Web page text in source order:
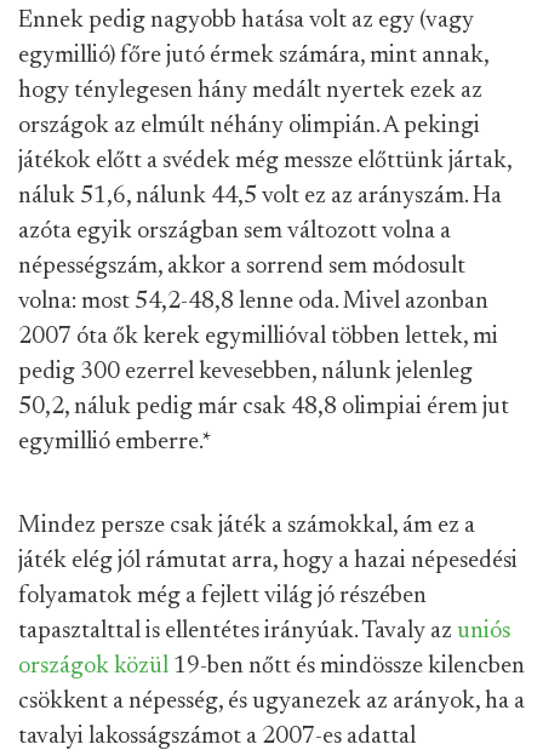
Ennek pedig nagyobb hatása volt az egy (vagy
egymillió) főre jutó érmek számára, mint annak,
hogy ténylegesen hány medált nyertek ezek az
országok az elmúlt néhány olimpián. A pekingi
játékok előtt a svédek még messze előttünk jártak,
náluk 51,6, nálunk 44,5 volt ez az arányszám. Ha
azóta egyik országban sem változott volna a
népességszám, akkor a sorrend sem módosult
volna: most 54,2-48,8 lenne oda. Mivel azonban
2007 óta ők kerek egymillióval többen lettek, mi
pedig 300 ezerrel kevesebben, nálunk jelenleg
50,2, náluk pedig már csak 48,8 olimpiai érem jut
egymillió emberre.*
Mindez persze csak játék a számokkal, ám ez a
játék elég jól rámutat arra, hogy a hazai népesedési
folyamatok még a fejlett világ jó részében
tapasztalttal is ellentétes irányúak. Tavaly az uniós
országok közül 19-ben nőtt és mindössze kilencben
csökkent a népesség, és ugyanezek az arányok, ha a
tavalyi lakosságszámot a 2007-es adattal